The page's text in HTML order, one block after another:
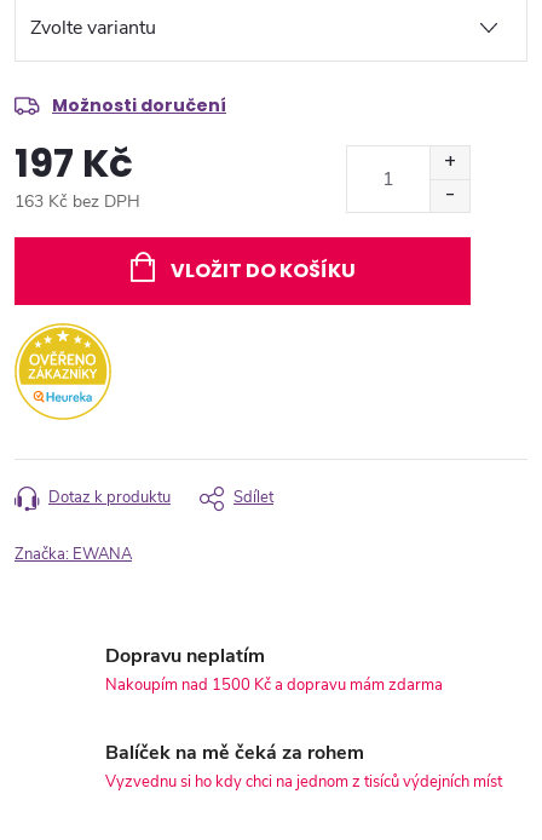
Možnosti doručení
197 Kč
163 Kč bez DPH
VLOŽIT DO KOŠÍKU
Dotaz k produktu Sdílet
Značka: EWANA
Dopravu neplatím
Nakoupím nad 1500 Kč a dopravu mám zdarma
Balíček na mě čeká za rohem
Vyzvednu si ho kdy chci na jednom z tisíců výdejních míst